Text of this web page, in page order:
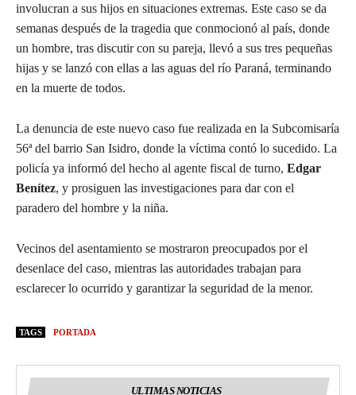
involucran a sus hijos en situaciones extremas. Este caso se da
semanas después de la tragedia que conmocionó al país, donde
un hombre, tras discutir con su pareja, llevó a sus tres pequeñas
hijas y se lanzó con ellas a las aguas del río Paraná, terminando
en la muerte de todos.
La denuncia de este nuevo caso fue realizada en la Subcomisaría
56ª del barrio San Isidro, donde la víctima contó lo sucedido. La
policía ya informó del hecho al agente fiscal de turno, Edgar
Benítez, y prosiguen las investigaciones para dar con el
paradero del hombre y la niña.
Vecinos del asentamiento se mostraron preocupados por el
desenlace del caso, mientras las autoridades trabajan para
esclarecer lo ocurrido y garantizar la seguridad de la menor.
TAGS PORTADA
ULTIMAS NOTICIAS